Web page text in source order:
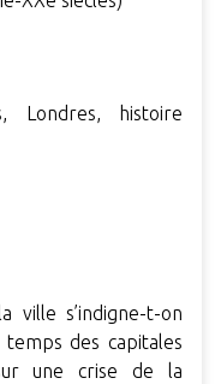
Londres, histoire
ville s’indigne-t-on
des capitales
une crise de la